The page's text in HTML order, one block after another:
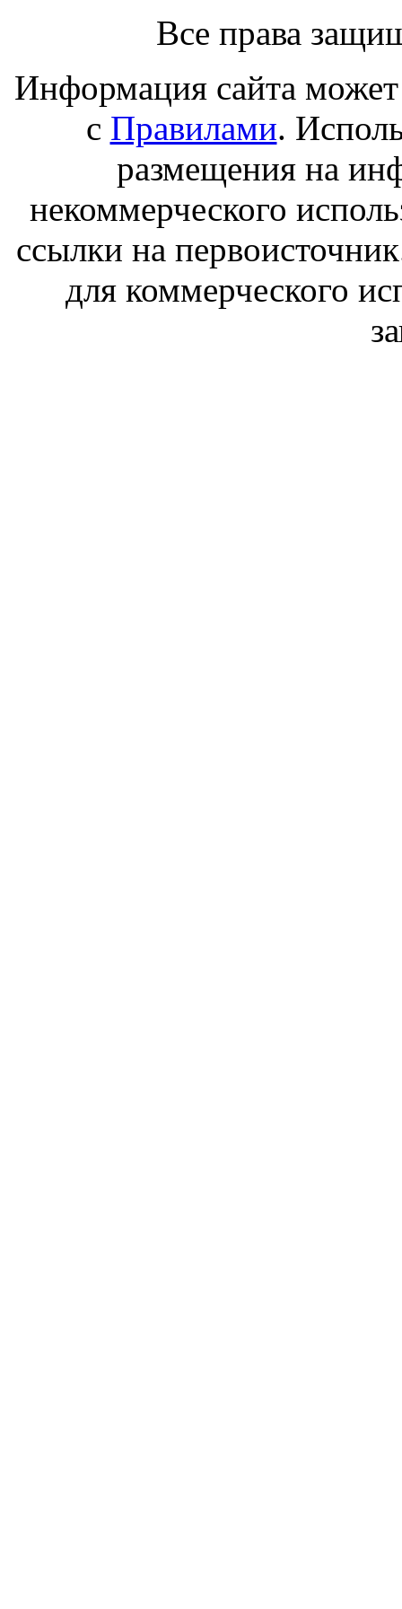
Все права
Информация сайта может
с Правилами.
размещения на
некоммерческого
ссылки на
для коммерческого